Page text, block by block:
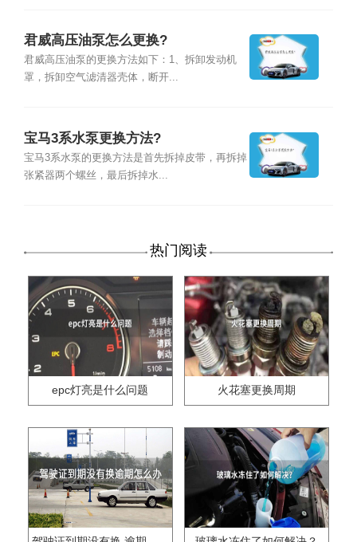
君威高压油泵怎么更换?
君威高压油泵的更换方法如下：1、拆卸发动机
罩，拆卸空气滤清器壳体，断开...
宝马3系水泵更换方法?
宝马3系水泵的更换方法是首先拆掉皮带，再拆掉
张紧器两个螺丝，最后拆掉水...
热门阅读
epc灯亮是什么问题 火花塞更换周期